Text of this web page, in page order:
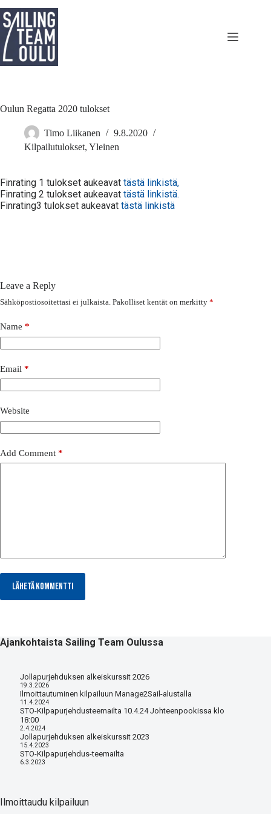
to
content
Oulun Regatta 2020 tulokset
Timo Liikanen
9.8.2020
Kilpailutulokset, Yleinen
Finrating 1 tulokset aukeavat tästä linkistä,
Finrating 2 tulokset aukeavat tästä linkistä.
Finrating3 tulokset aukeavat tästä linkistä
Leave a Reply
Sähköpostiosoitettasi ei julkaista. Pakolliset kentät on merkitty *
Name *
Email *
Website
Add Comment *
Lähetä kommentti
Ajankohtaista Sailing Team Oulussa
Jollapurjehduksen alkeiskurssit 2026
19.3.2026
Ilmoittautuminen kilpailuun Manage2Sail-alustalla
11.4.2024
STO-Kilpapurjehdusteemailta 10.4.24 Johteenpookissa klo
18:00
2.4.2024
Jollapurjehduksen alkeiskurssit 2023
15.4.2023
STO-Kilpapurjehdus-teemailta
6.3.2023
Ilmoittaudu kilpailuun